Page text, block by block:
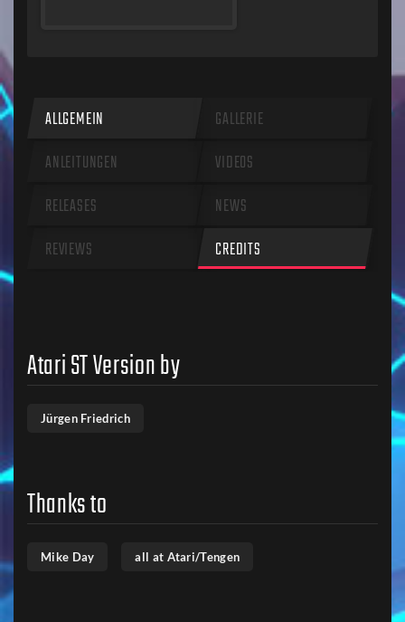
ALLGEMEIN
GALLERIE
ANLEITUNGEN
VIDEOS
RELEASES
NEWS
REVIEWS
CREDITS
Atari ST Version by
Jürgen Friedrich
Thanks to
Mike Day all at Atari/Tengen